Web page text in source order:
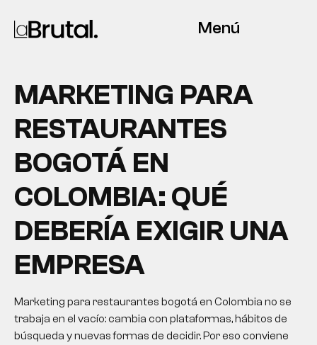
Menú
MARKETING PARA
RESTAURANTES
BOGOTÁ EN
COLOMBIA: QUÉ
DEBERÍA EXIGIR UNA
EMPRESA
Marketing para restaurantes bogotá en Colombia no se
trabaja en el vacío: cambia con plataformas, hábitos de
búsqueda y nuevas formas de decidir. Por eso conviene